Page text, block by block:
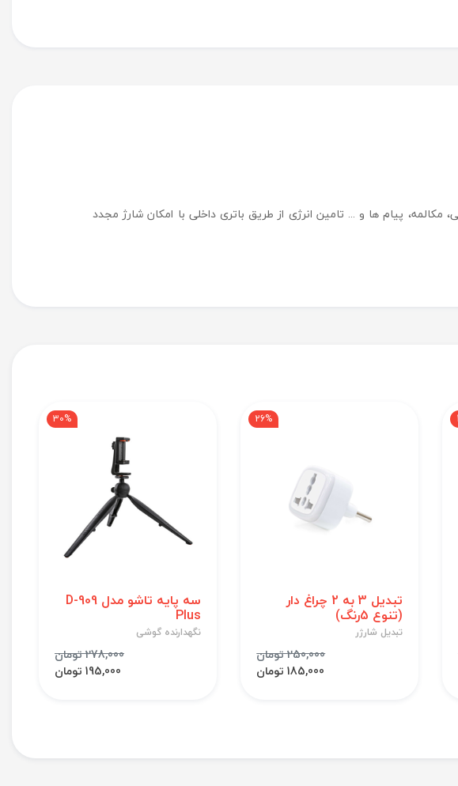
پیام ها و ... تامین انرژی از طریق باتری داخلی با امکان شارژ مجدد
تبدیل 3 به 2 چراغ دار
(تنوع 5رنگ)
تبدیل شارژر
250,000 تومان
26%
185,000 تومان
سه پایه تاشو مدل D-909
Plus
نگهدارنده گوشی
278,000 تومان
30%
195,000 تومان